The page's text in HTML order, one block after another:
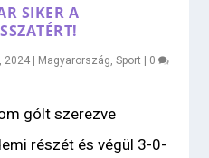
SIKER A
2024 | Magyarország ,Sport | 0
gólt szerezve
részét és végül 3-0-